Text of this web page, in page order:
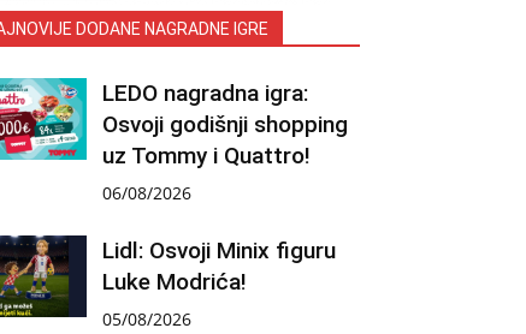
DODANE NAGRADNE IGRE
LEDO nagradna igra:
Osvoji godišnji shopping
uz Tommy i Quattro!
06/08/2026
Lidl: Osvoji Minix figuru
Luke Modrića!
05/08/2026